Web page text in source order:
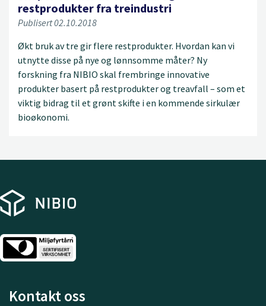
restprodukter fra treindustri
Publisert 02.10.2018
Økt bruk av tre gir flere restprodukter. Hvordan kan vi
utnytte disse på nye og lønnsomme måter? Ny
forskning fra NIBIO skal frembringe innovative
produkter basert på restprodukter og treavfall – som et
viktig bidrag til et grønt skifte i en kommende sirkulær
bioøkonomi.
Kontakt oss